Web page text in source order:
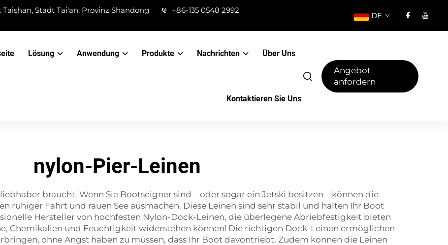
Stadt Tai'an, Provinz Shandong
+86-135 0548 2992
DE
Lösung Anwendung Produkte Nachrichten Über Uns
Kontaktieren Sie Uns
Angebot
anfordern
nylon-Pier-Leinen
braucht. Wenn Sie Bootseigner sind – oder sogar ein Jetski besitzen – können die
ruhiger Fahrt und rauen See ausmachen. Diese Leinen sind sehr stabil und halten Ihr Boot
Hersteller von hochfesten Nylon-Dock-Leinen, die überlegene Abriebfestigkeit bieten
Chemikalien und Feuchtigkeit widerstehen können! Die richtigen Dock-Leinen ermöglichen
ohne Angst haben zu müssen, dass Ihr Boot davontriebt. Zudem können die Leinen